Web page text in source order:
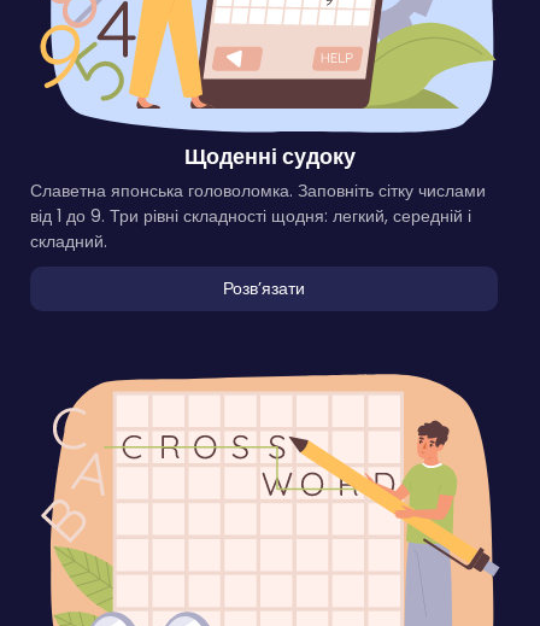
Щоденні судоку
Славетна японська головоломка. Заповніть сітку числами
від 1 до 9. Три рівні складності щодня: легкий, середній і
складний.
Розвʼязати